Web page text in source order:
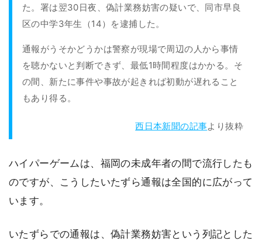
た。署は翌30日夜、偽計業務妨害の疑いで、同市早良
区の中学3年生（14）を逮捕した。
通報がうそかどうかは警察が現場で周辺の人から事情
を聴かないと判断できず、最低1時間程度はかかる。そ
の間、新たに事件や事故が起きれば初動が遅れること
もあり得る。
西日本新聞の記事より抜粋
ハイパーゲームは、福岡の未成年者の間で流行したも
のですが、こうしたいたずら通報は全国的に広がって
います。
いたずらでの通報は、偽計業務妨害という列記とした